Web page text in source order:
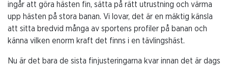
ingår att göra hästen fin, sätta på rätt utrustning och värma
upp hästen på stora banan. Vi lovar, det är en mäktig känsla
att sitta bredvid många av sportens profiler på banan och
känna vilken enorm kraft det finns i en tävlingshäst.
Nu är det bara de sista finjusteringarna kvar innan det är dags